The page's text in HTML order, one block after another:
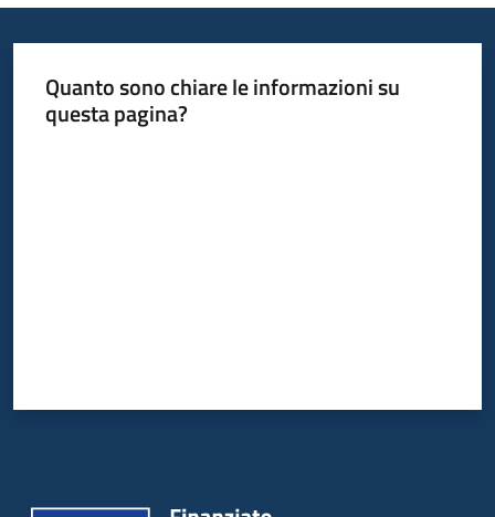
Quanto sono chiare le informazioni su
questa pagina?